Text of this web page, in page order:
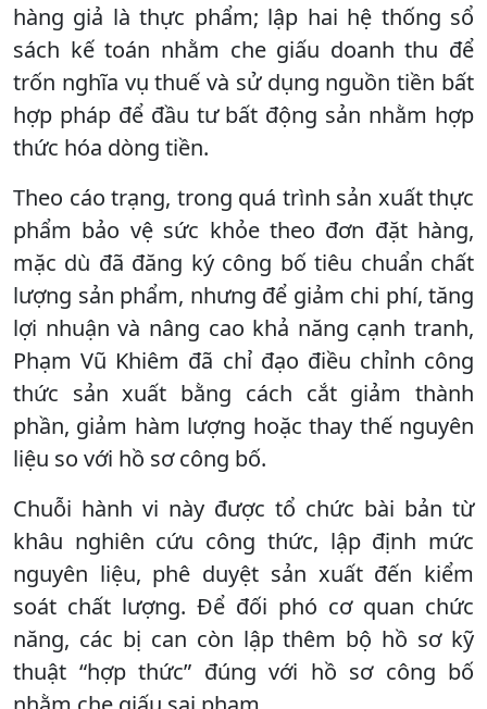
hàng giả là thực phẩm; lập hai hệ thống sổ
sách kế toán nhằm che giấu doanh thu để
trốn nghĩa vụ thuế và sử dụng nguồn tiền bất
hợp pháp để đầu tư bất động sản nhằm hợp
thức hóa dòng tiền.
Theo cáo trạng, trong quá trình sản xuất thực
phẩm bảo vệ sức khỏe theo đơn đặt hàng,
mặc dù đã đăng ký công bố tiêu chuẩn chất
lượng sản phẩm, nhưng để giảm chi phí, tăng
lợi nhuận và nâng cao khả năng cạnh tranh,
Phạm Vũ Khiêm đã chỉ đạo điều chỉnh công
thức sản xuất bằng cách cắt giảm thành
phần, giảm hàm lượng hoặc thay thế nguyên
liệu so với hồ sơ công bố.
Chuỗi hành vi này được tổ chức bài bản từ
khâu nghiên cứu công thức, lập định mức
nguyên liệu, phê duyệt sản xuất đến kiểm
soát chất lượng. Để đối phó cơ quan chức
năng, các bị can còn lập thêm bộ hồ sơ kỹ
thuật “hợp thức” đúng với hồ sơ công bố